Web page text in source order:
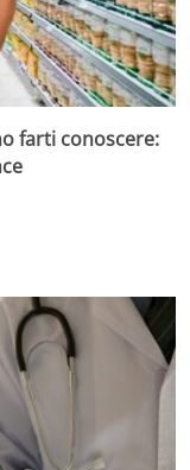
farti conoscere: